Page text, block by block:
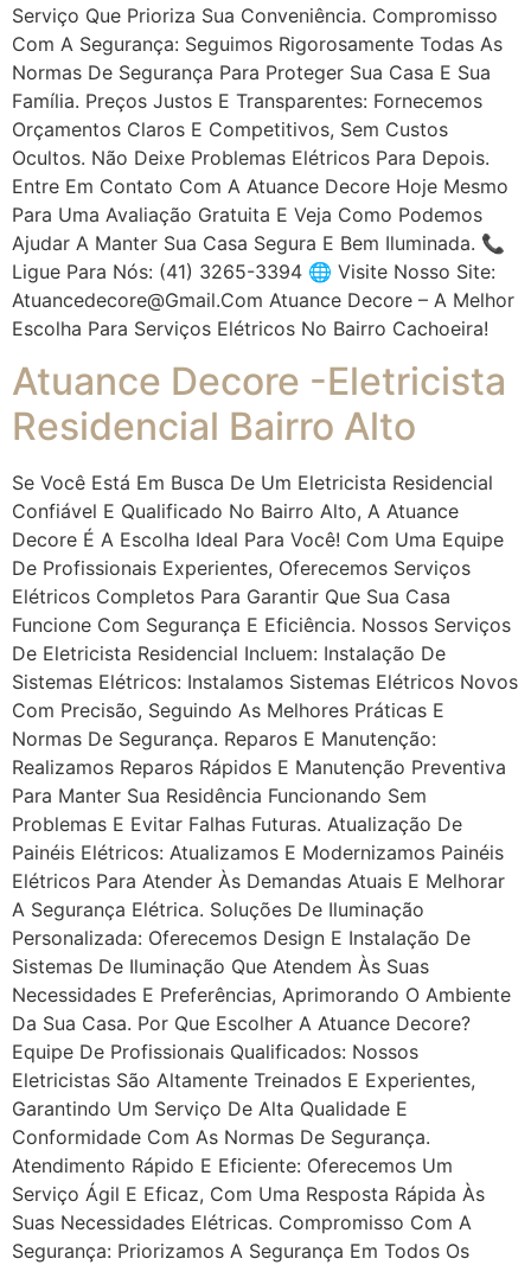
Serviço Que Prioriza Sua Conveniência. Compromisso
Com A Segurança: Seguimos Rigorosamente Todas As
Normas De Segurança Para Proteger Sua Casa E Sua
Família. Preços Justos E Transparentes: Fornecemos
Orçamentos Claros E Competitivos, Sem Custos
Ocultos. Não Deixe Problemas Elétricos Para Depois.
Entre Em Contato Com A Atuance Decore Hoje Mesmo
Para Uma Avaliação Gratuita E Veja Como Podemos
Ajudar A Manter Sua Casa Segura E Bem Iluminada. 📞
Ligue Para Nós: (41) 3265-3394 🌐 Visite Nosso Site:
Atuancedecore@gmail.com Atuance Decore – A Melhor
Escolha Para Serviços Elétricos No Bairro Cachoeira!
Atuance Decore -Eletricista
Residencial Bairro Alto
Se Você Está Em Busca De Um Eletricista Residencial
Confiável E Qualificado No Bairro Alto, A Atuance
Decore É A Escolha Ideal Para Você! Com Uma Equipe
De Profissionais Experientes, Oferecemos Serviços
Elétricos Completos Para Garantir Que Sua Casa
Funcione Com Segurança E Eficiência. Nossos Serviços
De Eletricista Residencial Incluem: Instalação De
Sistemas Elétricos: Instalamos Sistemas Elétricos Novos
Com Precisão, Seguindo As Melhores Práticas E
Normas De Segurança. Reparos E Manutenção:
Realizamos Reparos Rápidos E Manutenção Preventiva
Para Manter Sua Residência Funcionando Sem
Problemas E Evitar Falhas Futuras. Atualização De
Painéis Elétricos: Atualizamos E Modernizamos Painéis
Elétricos Para Atender Às Demandas Atuais E Melhorar
A Segurança Elétrica. Soluções De Iluminação
Personalizada: Oferecemos Design E Instalação De
Sistemas De Iluminação Que Atendem Às Suas
Necessidades E Preferências, Aprimorando O Ambiente
Da Sua Casa. Por Que Escolher A Atuance Decore?
Equipe De Profissionais Qualificados: Nossos
Eletricistas São Altamente Treinados E Experientes,
Garantindo Um Serviço De Alta Qualidade E
Conformidade Com As Normas De Segurança.
Atendimento Rápido E Eficiente: Oferecemos Um
Serviço Ágil E Eficaz, Com Uma Resposta Rápida Às
Suas Necessidades Elétricas. Compromisso Com A
Segurança: Priorizamos A Segurança Em Todos Os